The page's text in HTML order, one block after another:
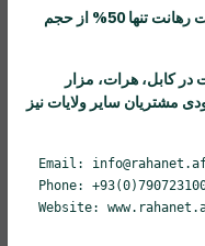
17 دقیقه
21 دقیقه
رهانت
تنها 50% از حجم
در کابل، هرات، مزار
مشتریان سایر ولایات نیز
Email:
Phone:
Website: